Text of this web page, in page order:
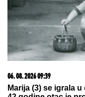
BRIŠE STRES I